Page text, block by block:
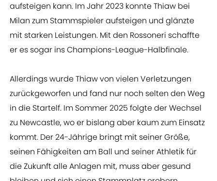
aufsteigen kann. Im Jahr 2023 konnte Thiaw bei
Milan zum Stammspieler aufsteigen und glänzte
mit starken Leistungen. Mit den Rossoneri schaffte
er es sogar ins Champions-League-Halbfinale.
Allerdings wurde Thiaw von vielen Verletzungen
zurückgeworfen und fand nur noch selten den Weg
in die Startelf. Im Sommer 2025 folgte der Wechsel
zu Newcastle, wo er bislang aber kaum zum Einsatz
kommt. Der 24-Jährige bringt mit seiner Größe,
seinen Fähigkeiten am Ball und seiner Athletik für
die Zukunft alle Anlagen mit, muss aber gesund